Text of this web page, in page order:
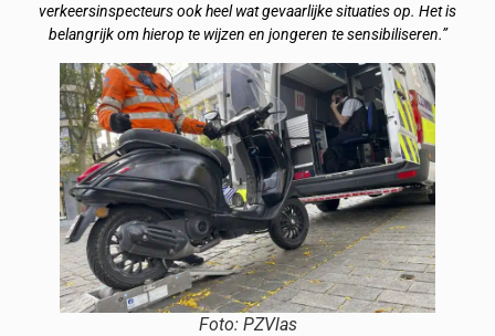
verkeersinspecteurs ook heel wat gevaarlijke situaties op. Het is
belangrijk om hierop te wijzen en jongeren te sensibiliseren.”
Foto: PZVlas